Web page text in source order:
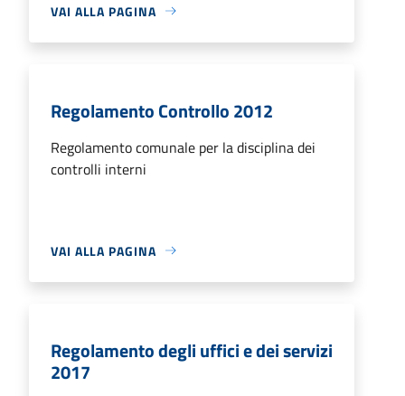
VAI ALLA PAGINA
Regolamento Controllo 2012
Regolamento comunale per la disciplina dei
controlli interni
VAI ALLA PAGINA
Regolamento degli uffici e dei servizi
2017